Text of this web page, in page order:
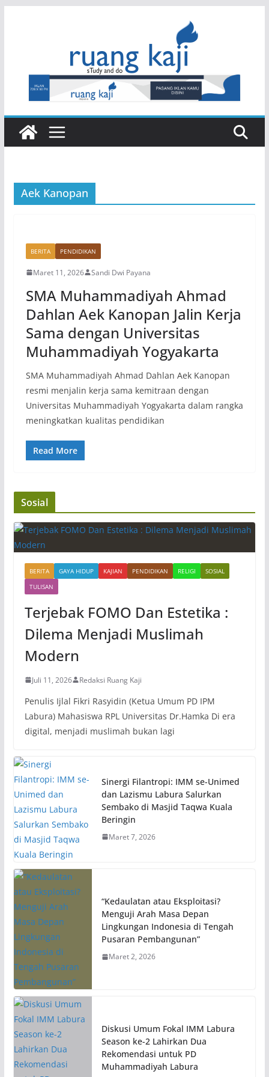
Aek Kanopan
BERITA PENDIDIKAN
Maret 11, 2026 Sandi Dwi Payana
SMA Muhammadiyah Ahmad
Dahlan Aek Kanopan Jalin Kerja
Sama dengan Universitas
Muhammadiyah Yogyakarta
SMA Muhammadiyah Ahmad Dahlan Aek Kanopan
resmi menjalin kerja sama kemitraan dengan
Universitas Muhammadiyah Yogyakarta dalam rangka
meningkatkan kualitas pendidikan
Read More
Sosial
BERITA GAYA HIDUP KAJIAN PENDIDIKAN RELIGI
SOSIAL
TULISAN
Terjebak FOMO Dan Estetika :
Dilema Menjadi Muslimah
Modern
Juli 11, 2026 Redaksi Ruang Kaji
Penulis Ijlal Fikri Rasyidin (Ketua Umum PD IPM
Labura) Mahasiswa RPL Universitas Dr.Hamka Di era
digital, menjadi muslimah bukan lagi
Sinergi Filantropi: IMM se-Unimed
dan Lazismu Labura Salurkan
Sembako di Masjid Taqwa Kuala
Beringin
Maret 7, 2026
“Kedaulatan atau Eksploitasi?
Menguji Arah Masa Depan
Lingkungan Indonesia di Tengah
Pusaran Pembangunan”
Maret 2, 2026
Diskusi Umum Fokal IMM Labura
Season ke-2 Lahirkan Dua
Rekomendasi untuk PD
Muhammadiyah Labura